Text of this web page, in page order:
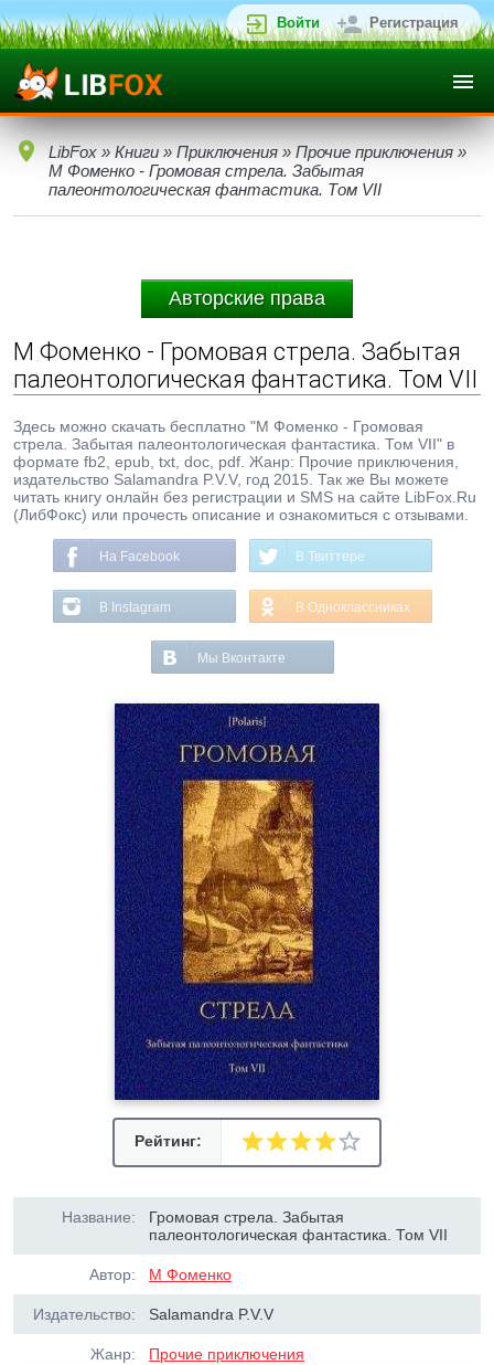
Войти Регистрация
LibFox » Книги » Приключения » Прочие приключения »
М Фоменко - Громовая стрела. Забытая
палеонтологическая фантастика. Том VII
Авторские права
М Фоменко - Громовая стрела. Забытая
палеонтологическая фантастика. Том VII
Здесь можно скачать бесплатно "М Фоменко - Громовая
стрела. Забытая палеонтологическая фантастика. Том VII" в
формате fb2, epub, txt, doc, pdf. Жанр: Прочие приключения,
издательство Salamandra P.V.V, год 2015. Так же Вы можете
читать книгу онлайн без регистрации и SMS на сайте LibFox.Ru
(ЛибФокс) или прочесть описание и ознакомиться с отзывами.
На Facebook В Твиттере
В Instagram В Одноклассниках
Мы Вконтакте
Рейтинг:
Название:
Громовая стрела. Забытая
палеонтологическая фантастика. Том VII
Автор: М Фоменко
Издательство: Salamandra P.V.V
Жанр: Прочие приключения